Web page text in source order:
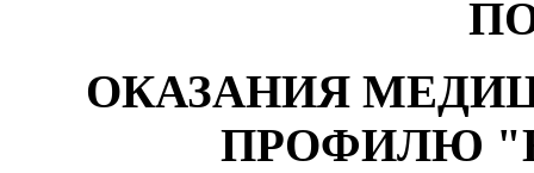
ОКАЗАНИЯ
ПРОФИЛЮ